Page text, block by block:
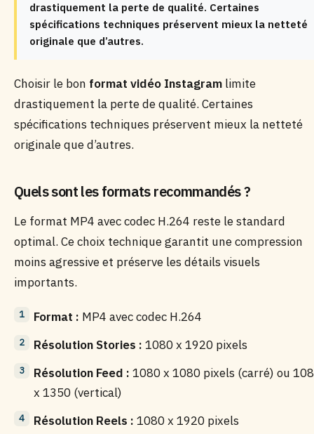
drastiquement la perte de qualité. Certaines
spécifications techniques préservent mieux la netteté
originale que d’autres.
Choisir le bon format vidéo Instagram limite
drastiquement la perte de qualité. Certaines
spécifications techniques préservent mieux la netteté
originale que d’autres.
Quels sont les formats recommandés ?
Le format MP4 avec codec H.264 reste le standard
optimal. Ce choix technique garantit une compression
moins agressive et préserve les détails visuels
importants.
Format : MP4 avec codec H.264
Résolution Stories : 1080 x 1920 pixels
Résolution Feed : 1080 x 1080 pixels (carré) ou
x 1350 (vertical)
Résolution Reels : 1080 x 1920 pixels